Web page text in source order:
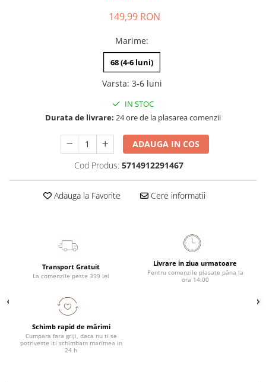
149,99 RON
Marime:
68 (4-6 luni)
Varsta: 3-6 luni
IN STOC
Durata de livrare: 24 ore de la plasarea comenzii
ADAUGA IN COS
Cod Produs: 5714912291467
Adauga la Favorite Cere informatii
Transport Gratuit
La comenzile peste 399 lei
Livrare in ziua urmatoare
Pentru comenzile plasate pâna la
ora 14:00
Schimb rapid de mărimi
Cumpara fara griji, daca nu ti se
potriveste iti schimbam marimea in
24 h